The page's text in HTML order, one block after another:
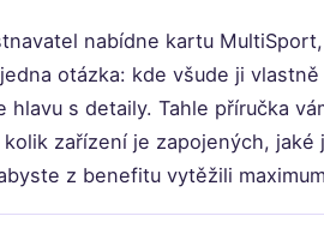
nabídne kartu
otázka: kde všude ji
hlavu s detaily. Tahle příručka
zařízení je zapojených, jaké
z benefitu vytěžili